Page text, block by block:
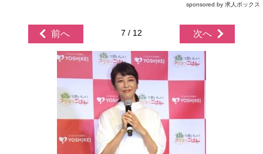
sponsored by 求人ボックス
前へ 7 / 12 次へ